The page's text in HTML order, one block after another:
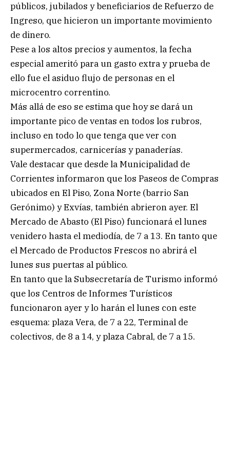
públicos, jubilados y beneficiarios de Refuerzo de
Ingreso, que hicieron un importante movimiento
de dinero.
Pese a los altos precios y aumentos, la fecha
especial ameritó para un gasto extra y prueba de
ello fue el asiduo flujo de personas en el
microcentro correntino.
Más allá de eso se estima que hoy se dará un
importante pico de ventas en todos los rubros,
incluso en todo lo que tenga que ver con
supermercados, carnicerías y panaderías.
Vale destacar que desde la Municipalidad de
Corrientes informaron que los Paseos de Compras
ubicados en El Piso, Zona Norte (barrio San
Gerónimo) y Exvías, también abrieron ayer. El
Mercado de Abasto (El Piso) funcionará el lunes
venidero hasta el mediodía, de 7 a 13. En tanto que
el Mercado de Productos Frescos no abrirá el
lunes sus puertas al público.
En tanto que la Subsecretaría de Turismo informó
que los Centros de Informes Turísticos
funcionaron ayer y lo harán el lunes con este
esquema: plaza Vera, de 7 a 22, Terminal de
colectivos, de 8 a 14, y plaza Cabral, de 7 a 15.